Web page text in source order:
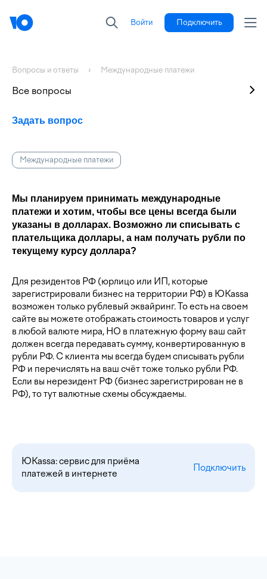
Войти Подключить
Вопросы и ответы Международные платежи
Международные платежи
Мы планируем принимать международные
платежи и хотим, чтобы все цены всегда были
указаны в долларах. Возможно ли списывать с
плательщика доллары, а нам получать рубли по
текущему курсу доллара?
Для резидентов РФ (юрлицо или ИП, которые
зарегистрировали бизнес на территории РФ) в ЮKassa
возможен только рублевый эквайринг. То есть на своем
сайте вы можете отображать стоимость товаров и услуг
в любой валюте мира, НО в платежную форму ваш сайт
должен всегда передавать сумму, конвертированную в
рубли РФ. С клиента мы всегда будем списывать рубли
РФ и перечислять на ваш счёт тоже только рубли РФ.
Если вы нерезидент РФ (бизнес зарегистрирован не в
РФ), то тут валютные схемы обсуждаемы.
ЮKassa: сервис для приёма
платежей в интернете
Подключить
Задать вопрос
Все вопросы